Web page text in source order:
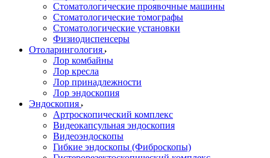
Стоматологические проявочные машины
Стоматологические томографы
Стоматологические установки
Физиодиспенсеры
Отоларингология
Лор комбайны
Лор кресла
Лор принадлежности
Лор эндоскопия
Эндоскопия
Артроскопический комплекс
Видеокапсульная эндоскопия
Видеоэндоскопы
Гибкие эндоскопы (Фиброcкопы)